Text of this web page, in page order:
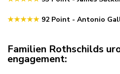
★★★★★ 92 Point - Antonio
Familien Rothschilds
engagement: